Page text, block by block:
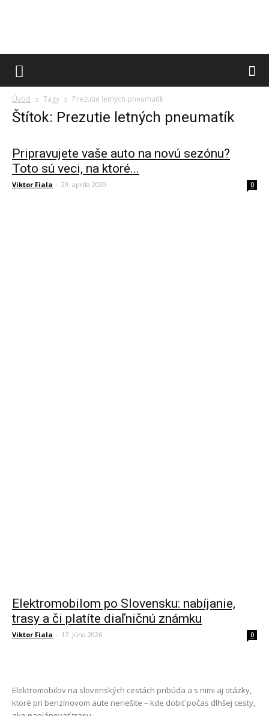
Úvod Tagy Prezutie letných pneumatík
Štítok: Prezutie letných pneumatík
Pripravujete vaše auto na novú sezónu?
Toto sú veci, na ktoré...
Viktor Fiala - 29. apríla 2020 0
Elektromobilom po Slovensku: nabíjanie,
trasy a či platíte diaľničnú známku
Viktor Fiala - 17. júna 2026 0
Elektromobilov na slovenských cestách pribúda a s nimi aj otázky,
ktoré pri benzínovom aute neriešite – kde dobiť počas dlhšej cesty,